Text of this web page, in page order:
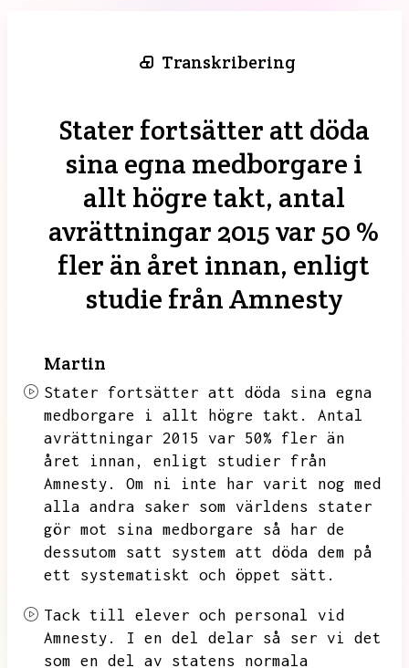
Transkribering
Stater fortsätter att döda
sina egna medborgare i
allt högre takt, antal
avrättningar 2015 var 50 %
fler än året innan, enligt
studie från Amnesty
Martin
Stater fortsätter att döda sina egna
medborgare i allt högre takt.
Antal
avrättningar 2015 var 50% fler än
året innan,
enligt studier från
Amnesty.
Om ni inte har varit nog med
alla andra saker som världens stater
gör mot sina medborgare så har de
dessutom satt system att döda dem på
ett systematiskt och öppet sätt.
Tack till elever och personal vid
Amnesty.
I en del delar så ser vi det
som en del av statens normala